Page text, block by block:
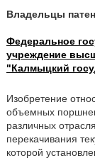
Владельцы
Федеральное
учреждение
"Калмыцкий
Изобретение
объемных
различных
перекачивания
которой